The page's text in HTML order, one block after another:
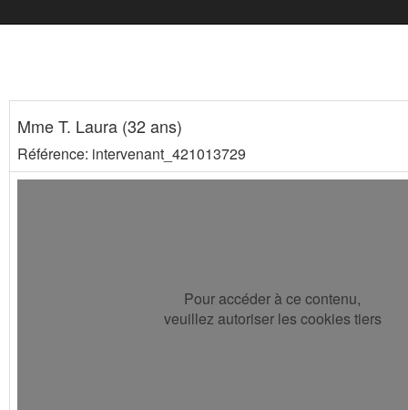
Mme T. Laura (32 ans)
Référence: intervenant_421013729
Pour accéder à ce contenu,
veuillez autoriser les cookies tiers